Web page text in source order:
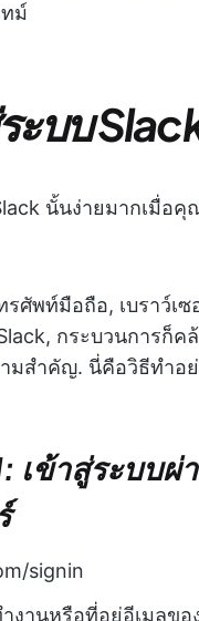
ม์
ะบบ
นั้นง่ายมากเมื่อ
ศัพท์มือถือ, เบราว์เซ
กระบวนการก็ค
มสำคัญ. นี่คือวิธีทำอ
เข้าสู่ระบบผ่
signin
งานหรือที่อยู่อีเมลข